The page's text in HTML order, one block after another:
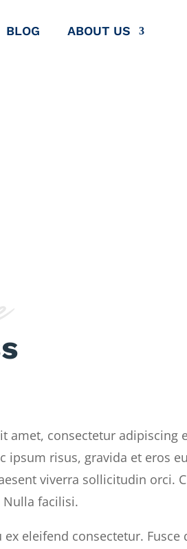
BLOG ABOUT US
amet, consectetur
ipsum risus, gravida et eros
viverra sollicitudin orci.
Nulla facilisi.
ex eleifend consectetur.